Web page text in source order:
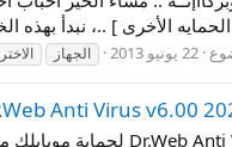
نبدأ بهذه الخطوآات :- 1 ) - هناإك صندوق موجود في
22 يونيو 2013 الجهاز